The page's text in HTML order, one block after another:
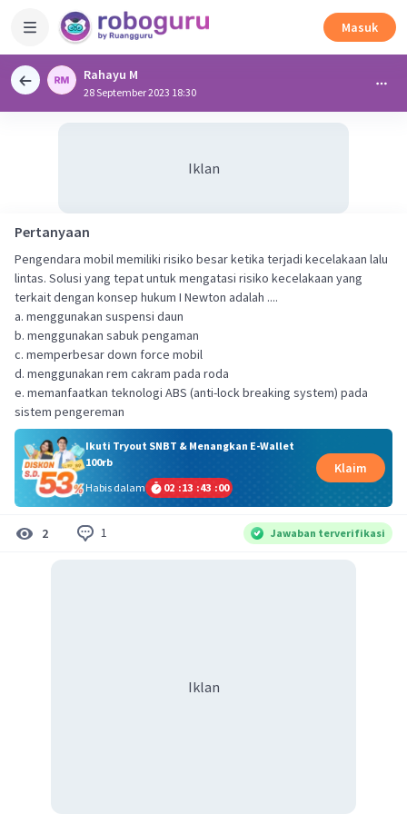
Masuk
Rahayu M
28 September 2023 18:30
Iklan
Pertanyaan
Pengendara mobil memiliki risiko besar ketika terjadi kecelakaan lalu
lintas. Solusi yang tepat untuk mengatasi risiko kecelakaan yang
terkait dengan konsep hukum I Newton adalah ....
a. menggunakan suspensi daun
b. menggunakan sabuk pengaman
c. memperbesar down force mobil
d. menggunakan rem cakram pada roda
e. memanfaatkan teknologi ABS (anti-lock breaking system) pada
sistem pengereman
Ikuti Tryout SNBT & Menangkan E-Wallet
100rb
Habis dalam
02 :13 :42 :59
Klaim
2 1 Jawaban terverifikasi
Iklan